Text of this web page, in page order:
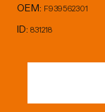
OEM: F939562301
ID: 831218